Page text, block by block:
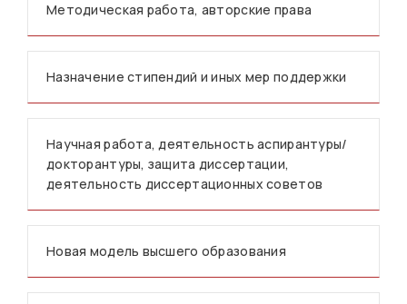
Методическая работа, авторские права
Назначение стипендий и иных мер поддержки
Научная работа, деятельность аспирантуры/
докторантуры, защита диссертации,
деятельность диссертационных советов
Новая модель высшего образования